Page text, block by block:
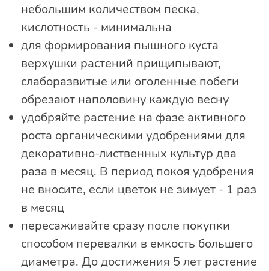
небольшим количеством песка,
кислотность - минимальна
для формирования пышного куста
верхушки растений прищипывают,
слаборазвитые или оголенные побеги
обрезают наполовину каждую весну
удобряйте растение на фазе активного
роста органическими удобрениями для
декоративно-лиственных культур два
раза в месяц. В период покоя удобрения
не вносите, если цветок не зимует - 1 раз
в месяц
пересаживайте сразу после покупки
способом перевалки в емкость большего
диаметра. До достижения 5 лет растение